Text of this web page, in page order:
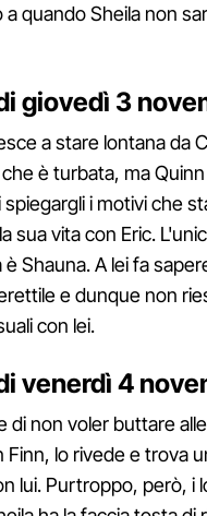
quando Sheila non
giovedì 3
a stare lontana da
è turbata, ma
i motivi che
sua vita con Eric.
Shauna. A lei fa
e dunque non
con lei.
venerdì 4
di non voler buttare
Finn, lo rivede e trova
lui. Purtroppo, però, i